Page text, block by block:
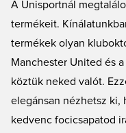
A Unisportnál
termékeit.
termékek olyan
Manchester United és
köztük neked valót.
elegánsan nézhetsz ki,
kedvenc focicsapatod